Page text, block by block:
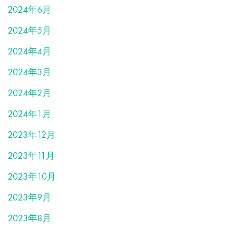
2024年6月
2024年5月
2024年4月
2024年3月
2024年2月
2024年1月
2023年12月
2023年11月
2023年10月
2023年9月
2023年8月